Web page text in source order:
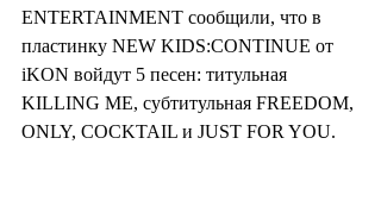
ENTERTAINMENT сообщили, что в
пластинку NEW KIDS:CONTINUE от
iKON войдут 5 песен: титульная
KILLING ME, субтитульная FREEDOM,
ONLY, COCKTAIL и JUST FOR YOU.